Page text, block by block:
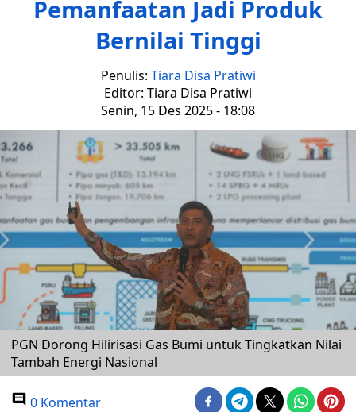
Pemanfaatan Jadi Produk
Bernilai Tinggi
Penulis: Tiara Disa Pratiwi
Editor: Tiara Disa Pratiwi
Senin, 15 Des 2025 - 18:08
PGN Dorong Hilirisasi Gas Bumi untuk Tingkatkan Nilai
Tambah Energi Nasional
0 Komentar